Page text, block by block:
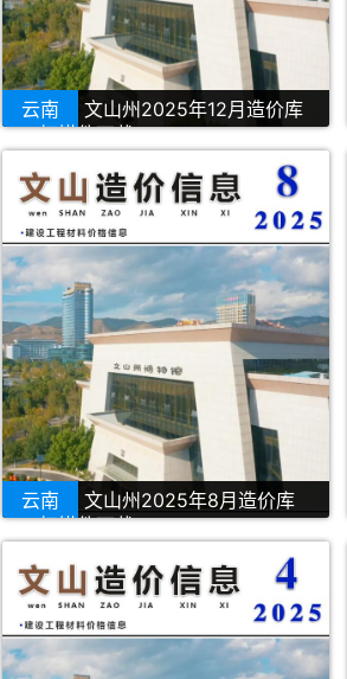
云南
文山州2025年12月造价库
PDF扫描件下载
云南
文山州2025年8月造价库
PDF扫描件下载